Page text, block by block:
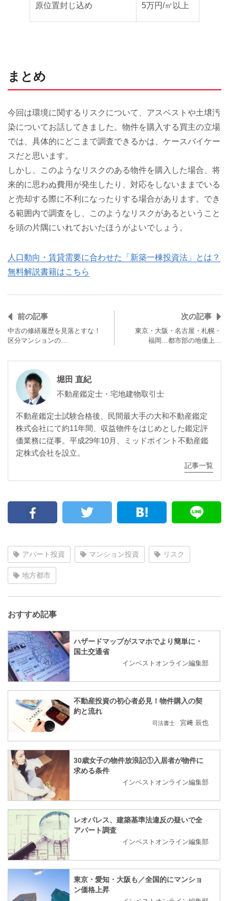
原位置封じ込め 5万円/㎥以上
まとめ
今回は環境に関するリスクについて、アスベストや土壌汚
染についてお話してきました。物件を購入する買主の立場
では、具体的にどこまで調査できるかは、ケースバイケー
スだと思います。
しかし、このようなリスクのある物件を購入した場合、将
来的に思わぬ費用が発生したり、対応をしないままでいる
と売却する際に不利になったりする場合があります。でき
る範囲内で調査をし、このようなリスクがあるということ
を頭の片隅にいれておいたほうがよいでしょう。
人口動向・賃貸需要に合わせた「新築一棟投資法」とは？
無料解説書籍はこちら
前の記事
中古の修繕履歴を見落とすな！
区分マンションの…
次の記事
東京・大阪・名古屋・札幌・
福岡…都市部の地価上…
堀田 直紀
不動産鑑定士・宅地建物取引士
不動産鑑定士試験合格後、民間最大手の大和不動産鑑定
株式会社にて約11年間、収益物件をはじめとした鑑定評
価業務に従事。平成29年10月、ミッドポイント不動産鑑
定株式会社を設立。
記事一覧
アパート投資 マンション投資 リスク
地方都市
おすすめ記事
ハザードマップがスマホでより簡単に・
国土交通省
インベストオンライン編集部
不動産投資の初心者必見！物件購入の契
約と流れ
司法書士 宮﨑 辰也
30歳女子の物件放浪記①入居者が物件に
求める条件
インベストオンライン編集部
レオパレス、建築基準法違反の疑いで全
アパート調査
インベストオンライン編集部
東京・愛知・大阪も／全国的にマンショ
ン価格上昇